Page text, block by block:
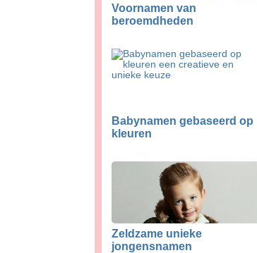
Voornamen van
beroemdheden
Babynamen gebaseerd op
kleuren
Zeldzame unieke
jongensnamen